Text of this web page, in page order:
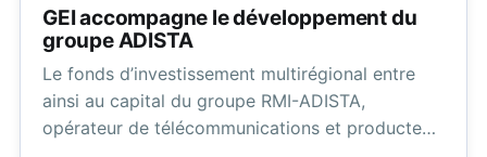
GEI accompagne le développement du
groupe ADISTA
Le fonds d’investissement multirégional entre
ainsi au capital du groupe RMI-ADISTA,
opérateur de télécommunications et producteur